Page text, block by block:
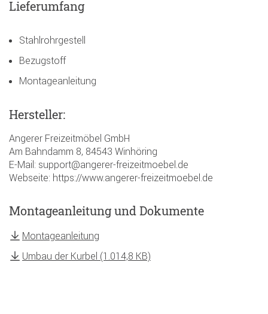
Lieferumfang
Stahlrohrgestell
Bezugstoff
Montageanleitung
Hersteller:
Angerer Freizeitmöbel GmbH
Am Bahndamm 8, 84543 Winhöring
E-Mail: support@angerer-freizeitmoebel.de
Webseite: https://www.angerer-freizeitmoebel.de
Montageanleitung und Dokumente
Montageanleitung
Umbau der Kurbel (1.014,8 KB)